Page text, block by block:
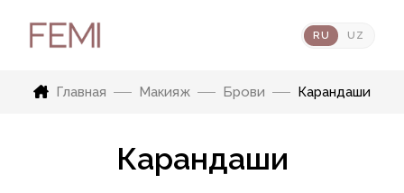
RU UZ
Главная Макияж Брови Карандаши
Карандаши